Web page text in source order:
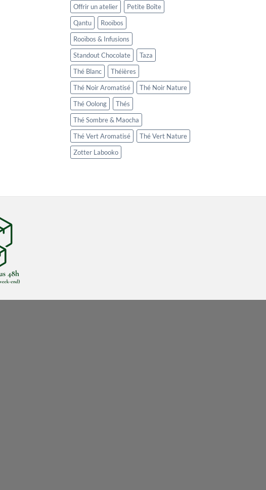
Offrir un atelier
Petite Boîte
Qantu
Rooïbos
Rooïbos & Infusions
Standout Chocolate
Taza
Thé Blanc
Théières
Thé Noir Aromatisé
Thé Noir Nature
Thé Oolong
Thés
Thé Sombre & Maocha
Thé Vert Aromatisé
Thé Vert Nature
Zotter Labooko